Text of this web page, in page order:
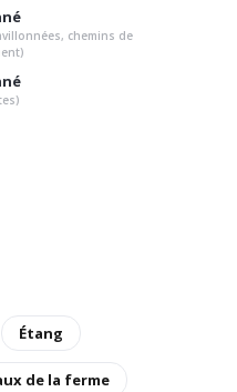
chemins de
Étang
de la ferme